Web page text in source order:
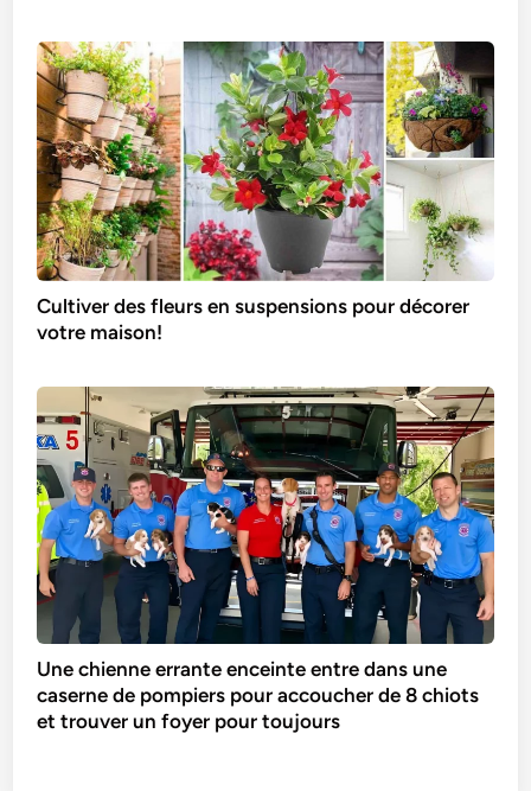
Cultiver des fleurs en suspensions pour décorer
votre maison!
Une chienne errante enceinte entre dans une
caserne de pompiers pour accoucher de 8 chiots
et trouver un foyer pour toujours